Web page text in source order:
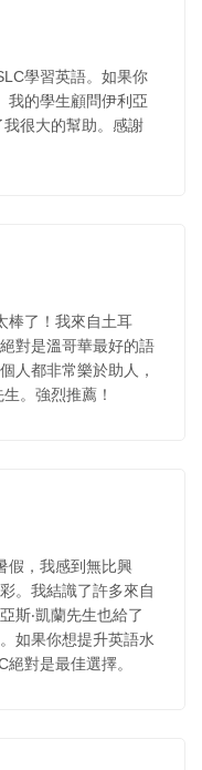
學習英語。如果你
我的學生顧問伊利亞
我很大的幫助。感謝
棒了！我來自土耳
對是溫哥華最好的語
人都非常樂於助人，
。強烈推薦！
假，我感到無比興
。我結識了許多來自
斯‧凱蘭先生也給了
如果你想提升英語水
對是最佳選擇。